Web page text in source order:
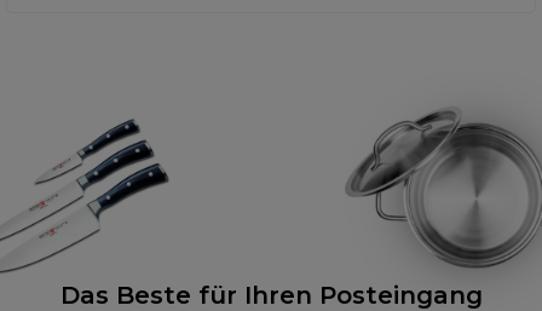
Das Beste für Ihren Posteingang